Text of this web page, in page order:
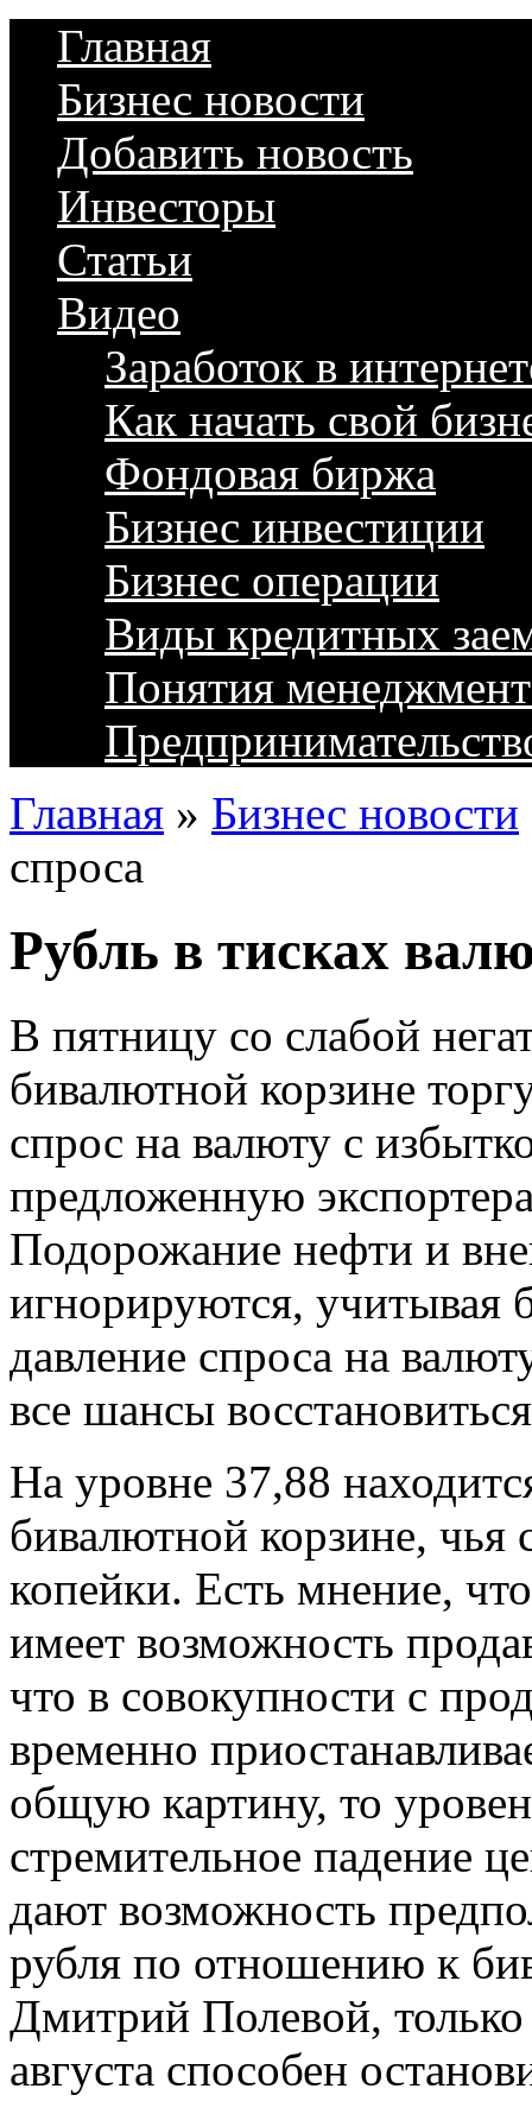
Главная
Бизнес новости
Добавить новость
Инвесторы
Статьи
Видео
Заработок в
Как начать свой
Фондовая биржа
Бизнес инвестиции
Бизнес операции
Виды кредитных
Понятия
Главная » Бизнес новости
спроса
Рубль в тисках
В пятницу со слабой
бивалютной корзине
спрос на валюту с
предложенную
Подорожание нефти и
игнорируются, учитывая
давление спроса на
все шансы
На уровне 37,88
бивалютной корзине, чья
копейки. Есть мнение,
имеет возможность
что в совокупности с
временно
общую картину, то
стремительное падение
дают возможность
рубля по отношению к
Дмитрий Полевой,
августа способен